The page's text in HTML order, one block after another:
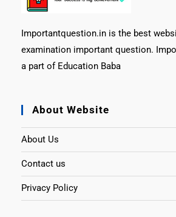
Importantquestion.in is the best
examination important question.
a part of Education Baba
About Website
About Us
Contact us
Privacy Policy